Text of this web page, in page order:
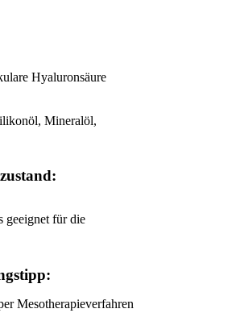
Hyaluronsäure
Mineralöl,
geeignet für die
Mesotherapieverfahren